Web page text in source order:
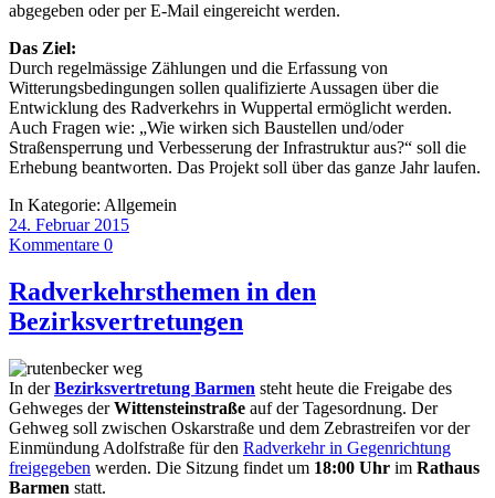
abgegeben oder per E-Mail eingereicht werden.
Das Ziel:
Durch regelmässige Zählungen und die Erfassung von
Witterungsbedingungen sollen qualifizierte Aussagen über die
Entwicklung des Radverkehrs in Wuppertal ermöglicht werden.
Auch Fragen wie: „Wie wirken sich Baustellen und/oder
Straßensperrung und Verbesserung der Infrastruktur aus?“ soll die
Erhebung beantworten. Das Projekt soll über das ganze Jahr laufen.
In Kategorie: Allgemein
24. Februar 2015
Kommentare 0
Radverkehrsthemen in den
Bezirksvertretungen
In derBezirksvertretung Barmen steht heute die Freigabe des
Gehweges derWittensteinstraße auf der Tagesordnung. Der
Gehweg soll zwischen Oskarstraße und dem Zebrastreifen vor der
Einmündung Adolfstraße für den Radverkehr in Gegenrichtung
freigegeben werden. Die Sitzung findet um 18:00 Uhr im Rathaus
Barmen statt.